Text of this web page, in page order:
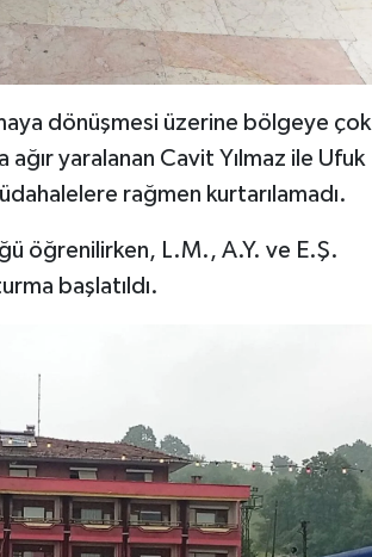
dönüşmesi üzerine bölgeye çok
yaralanan Cavit Yılmaz ile Ufuk
rağmen kurtarılamadı.
öğrenilirken, L.M., A.Y. ve E.Ş.
başlatıldı.